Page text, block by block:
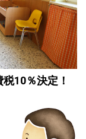
10％決定！